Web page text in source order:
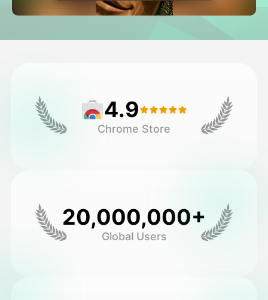
Vidéo d'avatar
▼
Autres outils 4.9
Chrome Store
20,000,000+
Global Users